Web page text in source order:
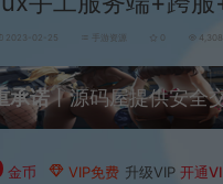
2023-02-25 手游资源 0 4,308
承诺丨源码屋提供安全
金币 VIP免费 升级VIP 开通